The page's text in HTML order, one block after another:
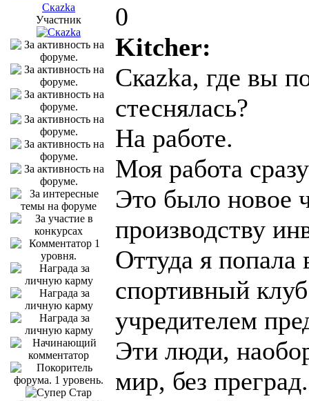
Скаzka
Участник
0
Kitcher:
Скаzka, где вы
стеснялась?
На работе.
Моя работа
Это было новое
производству
Оттуда я
спортивный
учредителем
Эти люди,
мир, без